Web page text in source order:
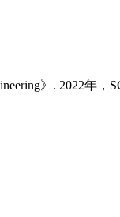
》. 2022年，